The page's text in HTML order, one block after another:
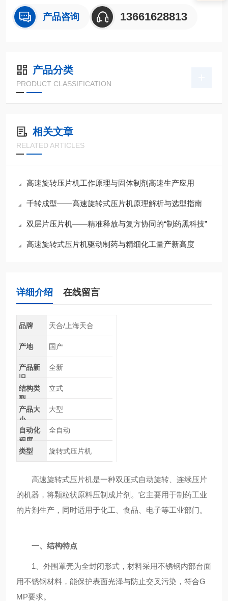
产品咨询 13661628813
产品分类
PRODUCT CLASSIFICATION
相关文章
RELATED ARTICLES
高速旋转压片机工作原理与固体制剂高速生产应用
千转成型——高速旋转式压片机原理解析与选型指南
双层片压片机——精准释放与复方协同的“制药黑科技”
高速旋转式压片机驱动制药与精细化工量产新高度
详细介绍 在线留言
品牌 天合/上海天合
产地 国产
产品新
旧
全新
结构类
型
立式
产品大
小
大型
自动化
程度
全自动
类型 旋转式压片机
高速旋转式压片机是一种双压式自动旋转、连续压片
的机器，将颗粒状原料压制成片剂。它主要用于制药工业
的片剂生产，同时适用于化工、食品、电子等工业部门。
一、结构特点
1、外围罩壳为全封闭形式，材料采用不锈钢内部台面
用不锈钢材料，能保护表面光泽与防止交叉污染，符合G
MP要求。